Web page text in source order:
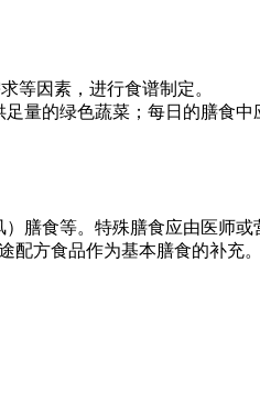
等因素，进行食谱制定。
量的绿色蔬菜；每日的膳食
膳食等。特殊膳食应由医师或
配方食品作为基本膳食的补充。